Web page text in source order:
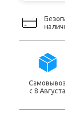
Самовывоз
с 8 Августа